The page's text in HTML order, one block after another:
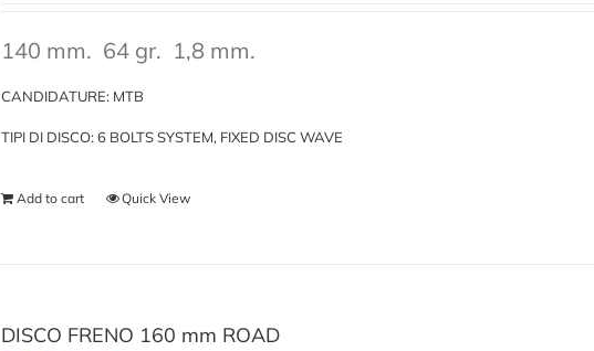
140 mm. 64 gr. 1,8 mm.
CANDIDATURE: MTB
TIPI DI DISCO: 6 BOLTS SYSTEM, FIXED DISC WAVE
Add to cart Quick View
DISCO FRENO 160 mm ROAD